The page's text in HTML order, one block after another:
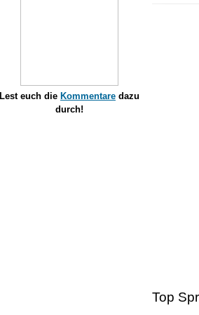
Lest euch die Kommentare dazu
durch!
Top